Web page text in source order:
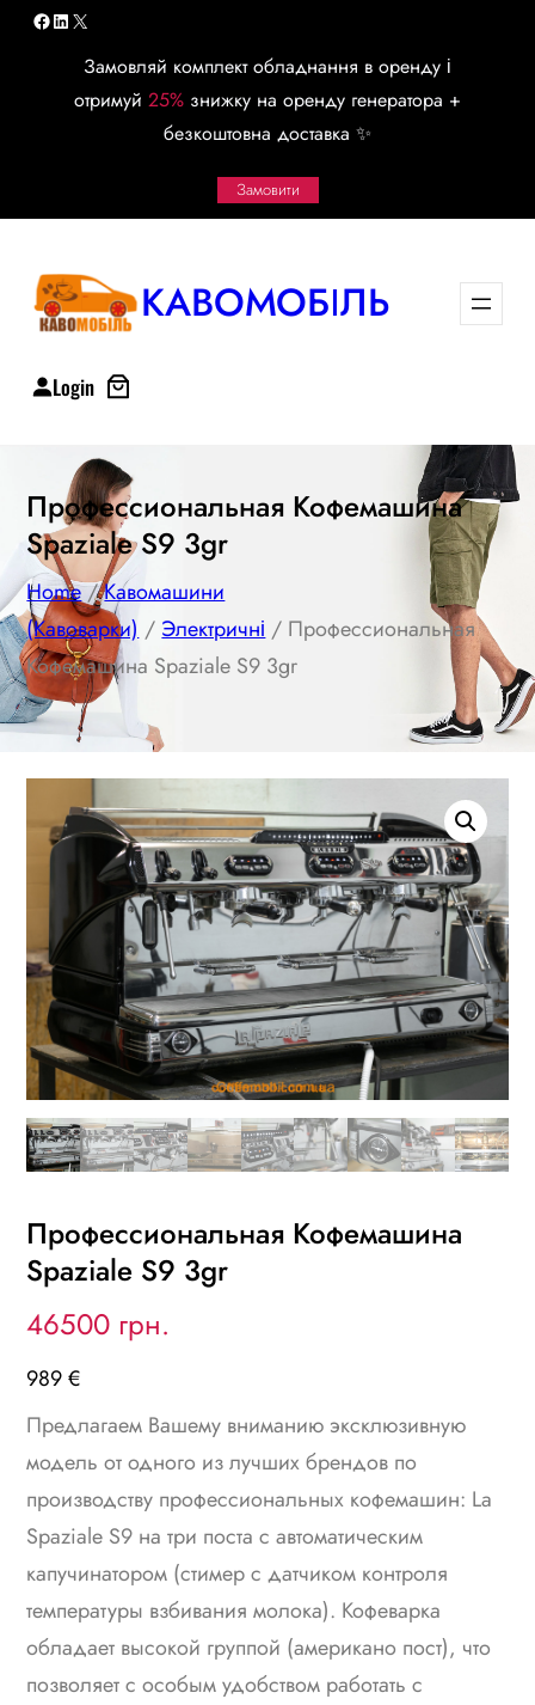
Перейти
содержимому
Facebook
LinkedIn
X
Замовляй комплект обладнання в оренду і
отримуй 25% знижку на оренду генератора +
безкоштовна доставка ✨
Замовити
КАВОМОБІЛЬ
Login
Профессиональная Кофемашина
Spaziale S9 3gr
Home/Кавомашини
(Кавоварки) / Электричні / Профессиональная
Кофемашина Spaziale S9 3gr
Профессиональная Кофемашина
Spaziale S9 3gr
46500 грн.
989 €
Предлагаем Вашему вниманию эксклюзивную
модель от одного из лучших брендов по
производству профессиональных кофемашин: La
Spaziale S9 на три поста с автоматическим
капучинатором (стимер с датчиком контроля
температуры взбивания молока). Кофеварка
обладает высокой группой (американо пост), что
позволяет с особым удобством работать с